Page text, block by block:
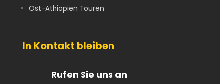
Ost-Äthiopien Touren
In Kontakt bleiben
Rufen Sie uns an